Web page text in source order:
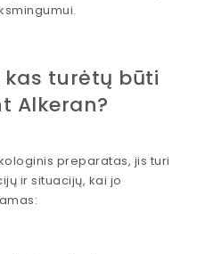
kas turėtų būti
Alkeran?
preparatas, jis turi
ir situacijų, kai jo